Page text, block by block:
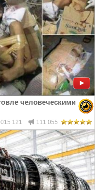
человеческими
121 111 055